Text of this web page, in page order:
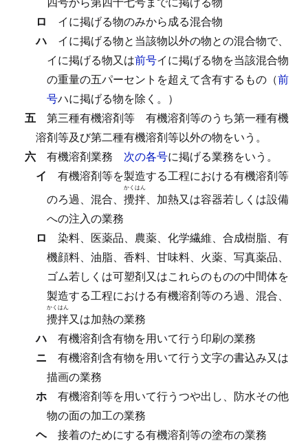
ロ
イに掲げる物のみから成る混合物
ハ
イに掲げる物と当該物以外の物との混合物で、
イに掲げる物又は前号イに掲げる物を当該混合物
の重量の五パーセントを超えて含有するもの（前
号ハに掲げる物を除く。）
五
第三種有機溶剤等
有機溶剤等のうち第一種有機
溶剤等及び第二種有機溶剤等以外の物をいう。
六
有機溶剤業務 次の各号に掲げる業務をいう。
イ
有機溶剤等を製造する工程における有機溶剤等
のろ過、混合、 攪拌
かくはん
、加熱又は容器若しくは設備
への注入の業務
ロ
染料、医薬品、農薬、化学繊維、合成樹脂、有
機顔料、油脂、香料、甘味料、火薬、写真薬品、
ゴム若しくは可塑剤又はこれらのものの中間体を
製造する工程における有機溶剤等のろ過、混合、
攪拌
かくはん
又は加熱の業務
ハ
有機溶剤含有物を用いて行う印刷の業務
ニ
有機溶剤含有物を用いて行う文字の書込み又は
描画の業務
ホ
有機溶剤等を用いて行うつや出し、防水その他
物の面の加工の業務
ヘ
接着のためにする有機溶剤等の塗布の業務